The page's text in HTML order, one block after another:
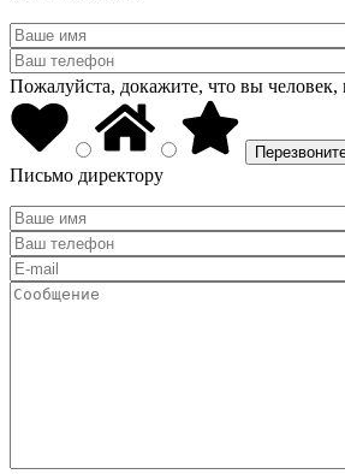
Пожалуйста, докажите, что вы человек,
Письмо директору